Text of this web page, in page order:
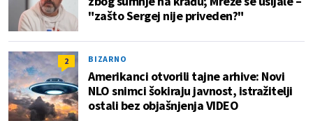
"zašto Sergej nije priveden?"
2 BIZARNO
Amerikanci otvorili tajne arhive: Novi
NLO snimci šokiraju javnost, istražitelji
ostali bez objašnjenja VIDEO